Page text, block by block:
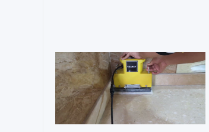
GS-17H易控式地毯清洗机（带电子打泡箱）